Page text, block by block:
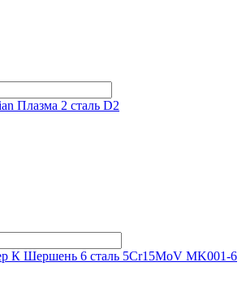
Плазма 2 сталь D2
К Шершень 6 сталь 5Cr15MoV MK001-6